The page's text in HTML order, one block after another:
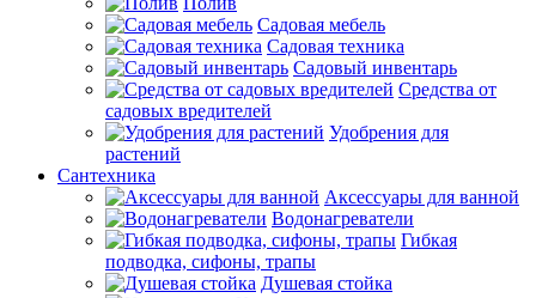
Садовая мебель
Садовая техника
Садовый инвентарь
Средства от
садовых вредителей
Удобрения для
растений
Сантехника
Аксессуары для ванной
Водонагреватели
Гибкая
подводка, сифоны, трапы
Душевая стойка